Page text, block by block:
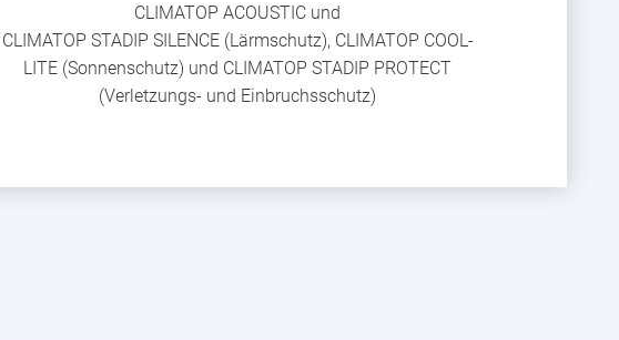
CLIMATOP ACOUSTIC und
CLIMATOP STADIP SILENCE (Lärmschutz), CLIMATOP COOL-
LITE (Sonnenschutz) und CLIMATOP STADIP PROTECT
(Verletzungs- und Einbruchsschutz)